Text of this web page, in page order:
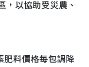
，以協助受災農、
肥料價格每包調降